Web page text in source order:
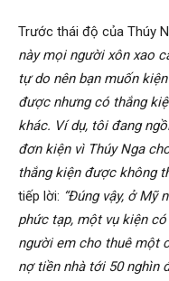
Trước thái độ của Thúy
này mọi người xôn xao
tự do nên bạn muốn
được nhưng có thắng
khác. Ví dụ, tôi đang
đơn kiện vì Thúy Nga
thắng kiện được không
tiếp lời: “Đúng vậy, ở Mỹ
phức tạp, một vụ kiện
người em cho thuê một
nợ tiền nhà tới 50 nghìn